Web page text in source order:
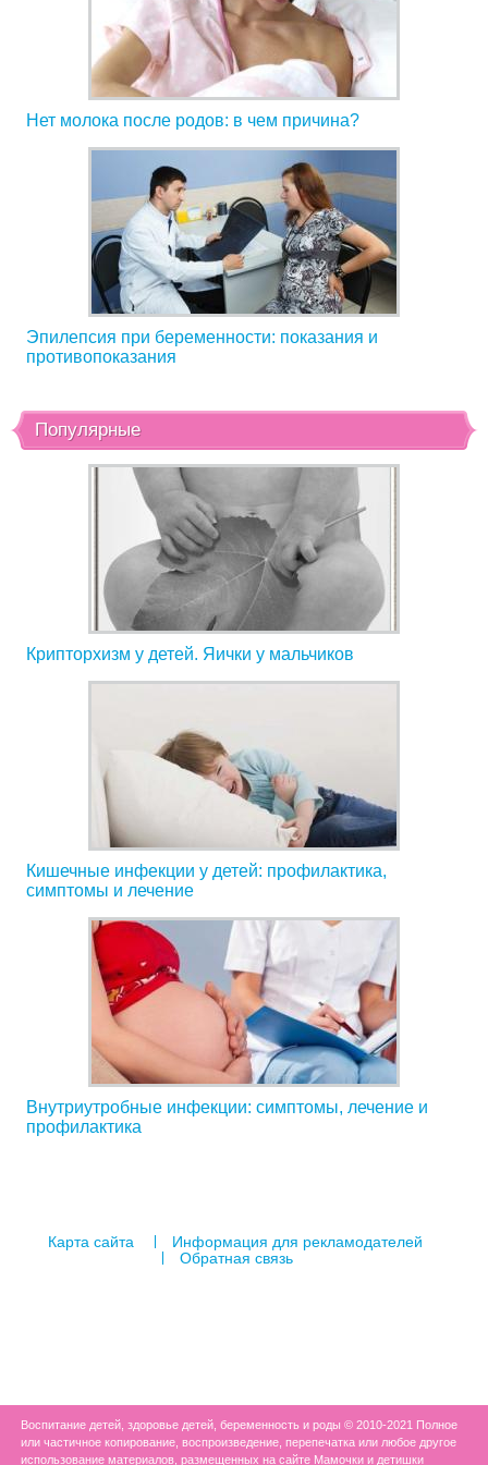
Нет молока после родов: в чем причина?
Эпилепсия при беременности: показания и
противопоказания
Популярные
Крипторхизм у детей. Яички у мальчиков
Кишечные инфекции у детей: профилактика,
симптомы и лечение
Внутриутробные инфекции: симптомы, лечение и
профилактика
Карта сайта
Информация для рекламодателей
Обратная связь
Воспитание детей, здоровье детей, беременность и роды © 2010-2021 Полное
или частичное копирование, воспроизведение, перепечатка или любое другое
использование материалов, размещенных на сайте Мамочки и детишки